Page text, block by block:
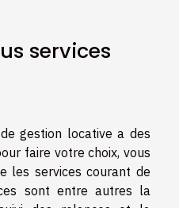
services
gestion locative a des
faire votre choix, vous
les services courant de
sont entre autres la